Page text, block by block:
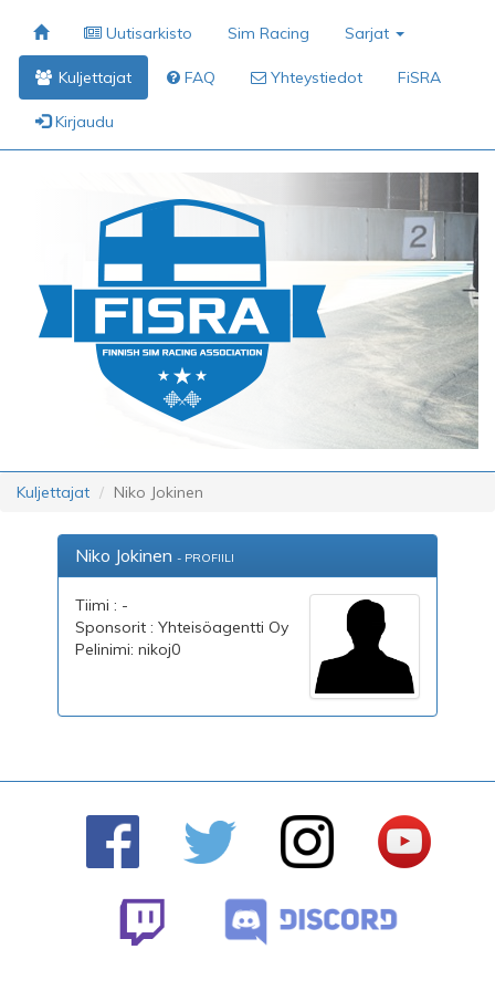
Uutisarkisto Sim Racing Sarjat
Kuljettajat FAQ Yhteystiedot FiSRA
Kirjaudu
Kuljettajat Niko Jokinen
Niko Jokinen - PROFIILI
Tiimi : -
Sponsorit : Yhteisöagentti Oy
Pelinimi: nikoj0